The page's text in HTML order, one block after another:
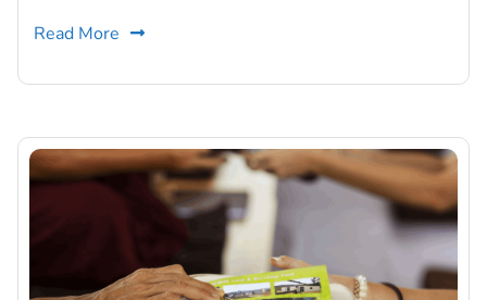
Read More